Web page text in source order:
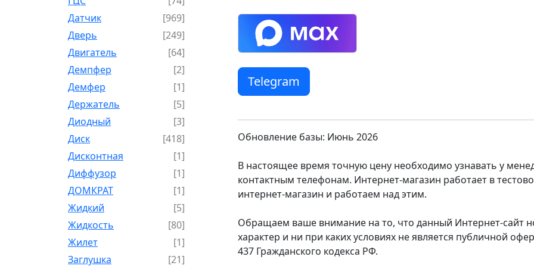
Датчик
[969]
Дверь
[249]
Двигатель
[64]
Демпфер
[2]
Демфер
[1]
Держатель
[5]
Диодный
[3]
Диск
[418]
Дисконтная
[1]
Диффузор
[1]
ДОМКРАТ
[1]
Жидкий
[5]
Жидкость
[80]
Жилет
[1]
Заглушка
[21]
Telegram
Обновление базы: Июнь 2026
В настоящее время точную цену необходимо узнавать у
контактным телефонам. Интернет-магазин работает в
интернет-магазин и работаем над этим.
Обращаем ваше внимание на то, что данный Интернет-сайт
характер и ни при каких условиях не является публичной
437 Гражданского кодекса РФ.